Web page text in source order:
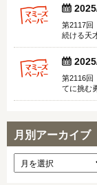
 
第2117回
続ける天
 
第2116回
てに挑む
月別アーカイブ